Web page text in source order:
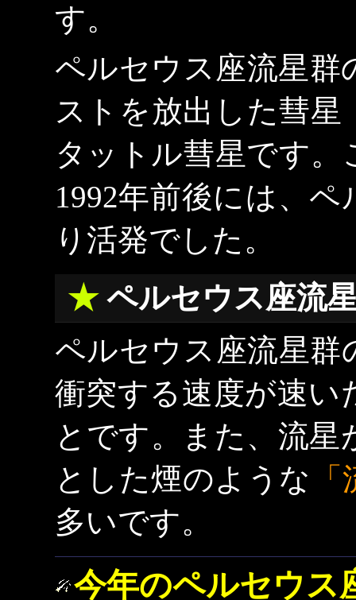
す。
ペルセウス座流星群
ストを放出した彗
タットル彗星です
1992年前後には、
り活発でした。
ペルセウス座流
ペルセウス座流星群
衝突する速度が速い
とです。また、流
とした煙のような
多いです。
今年のペルセウス